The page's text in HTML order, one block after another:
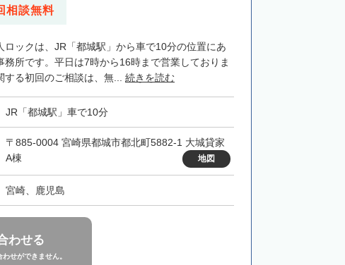
相談無料
ロックは、JR「都城駅」から車で10分の位置にあ
務所です。平日は7時から16時まで営業しておりま
する初回のご相談は、無... 続きを読む
JR「都城駅」車で10分
〒885-0004 宮崎県都城市都北町5882-1 大城貸家
A棟
地図
宮崎、鹿児島
わせる
せができません。